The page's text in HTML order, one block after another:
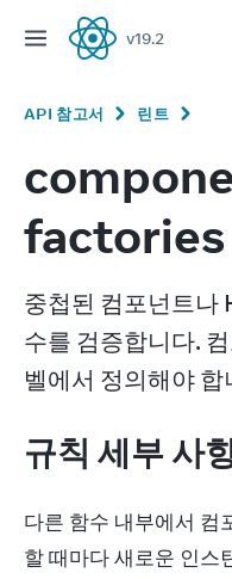
React
v19.2
API 참고서 린트
factories
중첩된 컴포넌트나
수를 검증합니다.
벨에서 정의해야 합
규칙 세부 사
다른 함수 내부에서 컴
할 때마다 새로운 인스